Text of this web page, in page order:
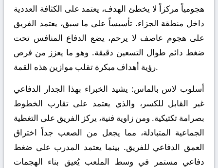
هجومياً مركزاً لا يخطئ الهدف، يعتمد على الكثافة العددية
داخل منطقة الجزاء. تأسيساً على ما سبق، يعتمد الفريق
على هجوم عاصف لا يرحم، يضع الدفاع المنافس تحت
ضغط دائم طوال التسعين دقيقة. وهو ما يعزز من فرص
رؤية أهداف مبكرة تقلب موازين هذه القمة.
أسلوب لاس بالماس: يشيد الخبراء بهذا الجدار الدفاعي
غير القابل للكسر، والذي يعتمد على تقارب الخطوط
بصرامة تكتيكية. ومن زاوية فنية، يركز الفريق على التغطية
الجماعية المتبادلة، مما يجعل من الصعب جداً اختراق
العمق الدفاعي للفريق. بينما يعتمد المدرب على ضغط
دفاعي مستمر في وسط الملعب يُعيق بناء الهجمات